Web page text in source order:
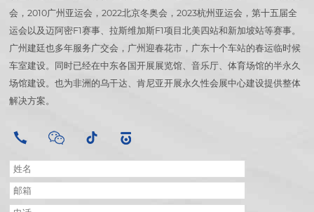
会，2010广州亚运会，2022北京冬奥会，2023杭州亚运会，第十五届全
运会以及迈阿密F1赛事、拉斯维加斯F1项目北美四站和新加坡站等赛事。
广州建廷也多年服务广交会，广州迎春花市，广东十个车站的春运临时候
车室建设。同时已经在中东各国开展展览馆、音乐厅、体育场馆的半永久
场馆建设。也为非洲的乌干达、肯尼亚开展永久性会展中心建设提供整体
解决方案。